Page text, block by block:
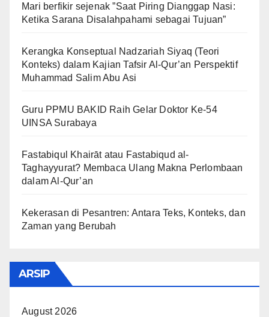
Mari berfikir sejenak ”Saat Piring Dianggap Nasi:
Ketika Sarana Disalahpahami sebagai Tujuan”
Kerangka Konseptual Nadzariah Siyaq (Teori
Konteks) dalam Kajian Tafsir Al-Qur’an Perspektif
Muhammad Salim Abu Asi
Guru PPMU BAKID Raih Gelar Doktor Ke-54
UINSA Surabaya
Fastabiqul Khairāt atau Fastabiqud al-
Taghayyurat? Membaca Ulang Makna Perlombaan
dalam Al-Qur’an
Kekerasan di Pesantren: Antara Teks, Konteks, dan
Zaman yang Berubah
ARSIP
August 2026